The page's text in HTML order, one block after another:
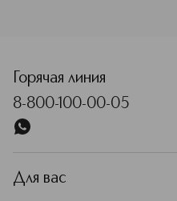
Горячая линия
8-800-100-00-05
Для вас